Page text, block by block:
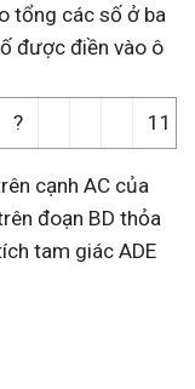
tổng các số ở ba
được điền vào ô
? 11
cạnh AC của
đoạn BD thỏa
tam giác ADE